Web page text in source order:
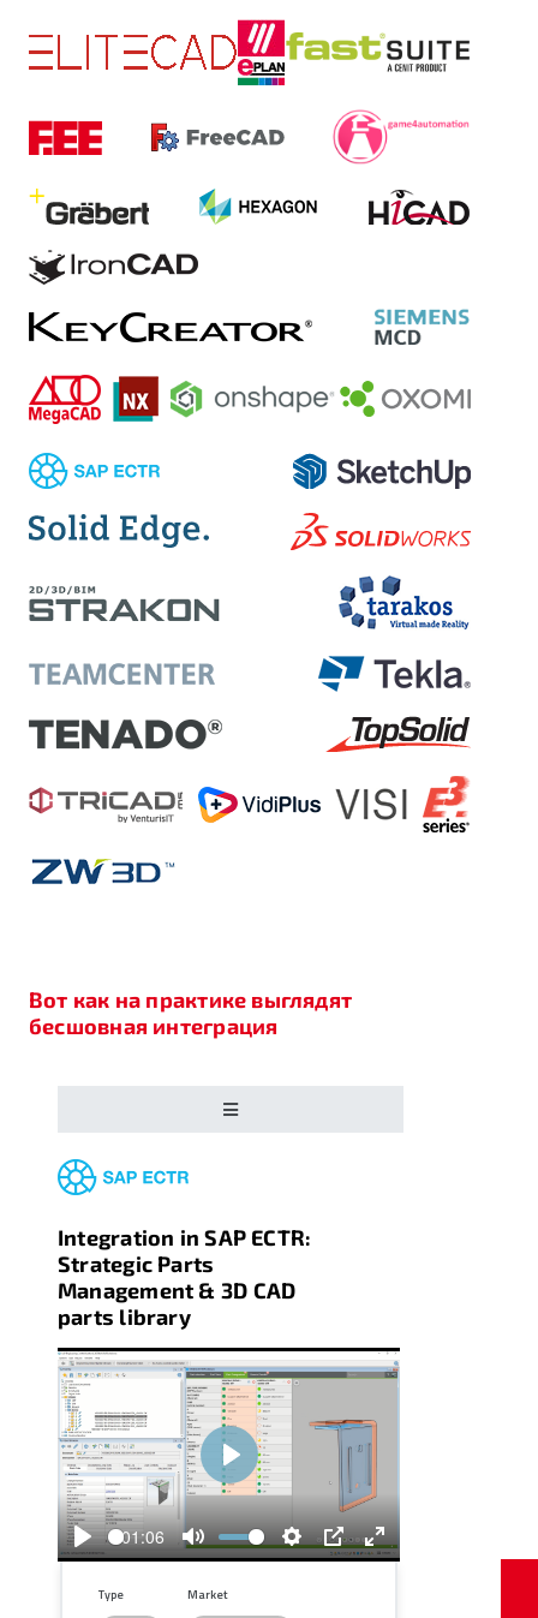
Вот как на практике выглядят
бесшовная интеграция
Integration in SAP ECTR:
Strategic Parts
Management & 3D CAD
parts library
Play
01:06
Mute
Settings
PIP
Enter
Play
Type Market